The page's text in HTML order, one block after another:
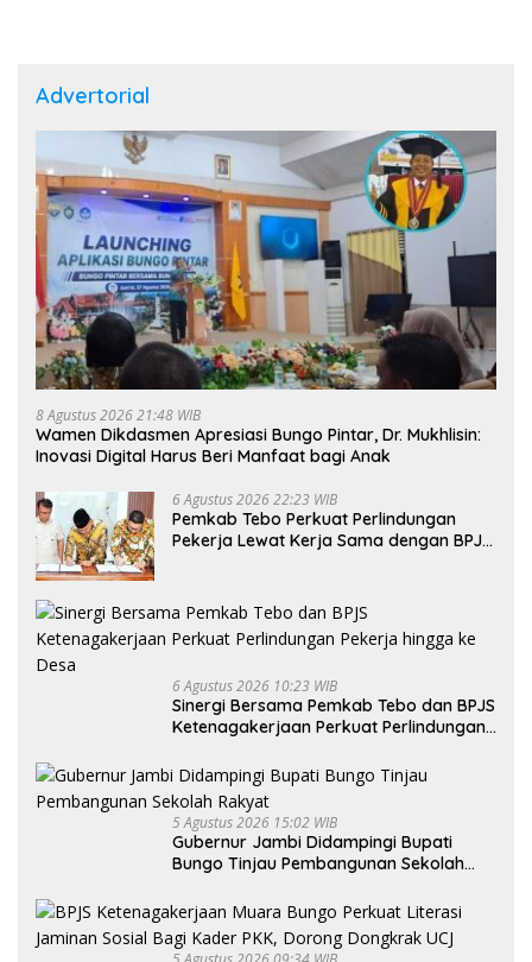
Advertorial
8 Agustus 2026 21:48 WIB
Wamen Dikdasmen Apresiasi Bungo Pintar, Dr. Mukhlisin:
Inovasi Digital Harus Beri Manfaat bagi Anak
6 Agustus 2026 22:23 WIB
Pemkab Tebo Perkuat Perlindungan
Pekerja Lewat Kerja Sama dengan BPJS
6 Agustus 2026 10:23 WIB
Sinergi Bersama Pemkab Tebo dan BPJS
Ketenagakerjaan Perkuat Perlindungan
5 Agustus 2026 15:02 WIB
Gubernur Jambi Didampingi Bupati
Bungo Tinjau Pembangunan Sekolah